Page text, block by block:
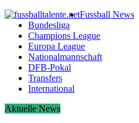
Fussball News
Bundesliga
Champions League
Europa League
Nationalmannschaft
DFB-Pokal
Transfers
International
Aktuelle News